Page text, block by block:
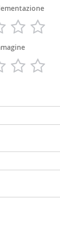
3
4
3
4